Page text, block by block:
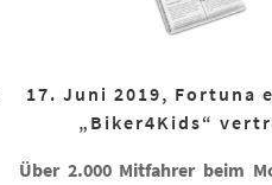
17. Juni 2019, Fortuna
„Biker4Kids“
Über 2.000 Mitfahrer beim